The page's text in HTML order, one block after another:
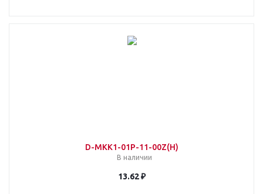
D-MKK1-01P-11-00Z(H)
В наличии
13.62 ₽